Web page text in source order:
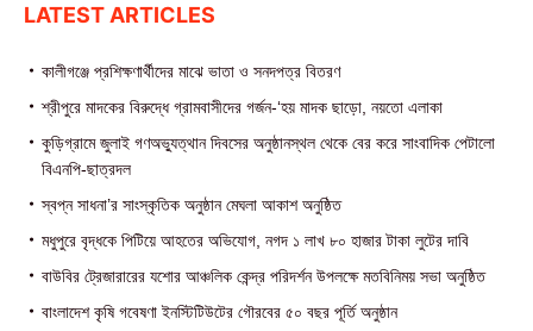
LATEST ARTICLES
কালীগঞ্জে প্রশিক্ষণার্থীদের মাঝে ভাতা ও সনদপত্র বিতরণ
শ্রীপুরে মাদকের বিরুদ্ধে গ্রামবাসীদের গর্জন-‘হয় মাদক ছাড়ো, নয়তো এলাকা
কুড়িগ্রামে জুলাই গণঅভ্যুত্থান দিবসের অনুষ্ঠানস্থল থেকে বের করে সাংবাদিক পেটালো
বিএনপি-ছাত্রদল
স্বপ্ন সাধনা’র সাংস্কৃতিক অনুষ্ঠান মেঘলা আকাশ অনুষ্ঠিত
মধুপুরে বৃদ্ধকে পিটিয়ে আহতের অভিযোগ, নগদ ১ লাখ ৮০ হাজার টাকা লুটের দাবি
বাউবির ট্রেজারারের যশোর আঞ্চলিক কেন্দ্র পরিদর্শন উপলক্ষে মতবিনিময় সভা অনুষ্ঠিত
বাংলাদেশ কৃষি গবেষণা ইনস্টিটিউটের গৌরবের ৫০ বছর পূর্তি অনুষ্ঠান